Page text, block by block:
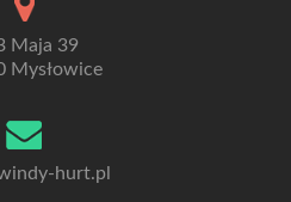
Maja 39
Mysłowice
hurt.pl